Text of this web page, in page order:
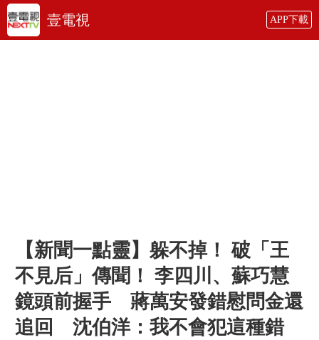
壹電視 APP下載
【新聞一點靈】躲不掉！ 破「王
不見后」傳聞！ 李四川、蘇巧慧
鏡頭前握手 蔣萬安發錯慰問金還
追回 沈伯洋：我不會犯這種錯